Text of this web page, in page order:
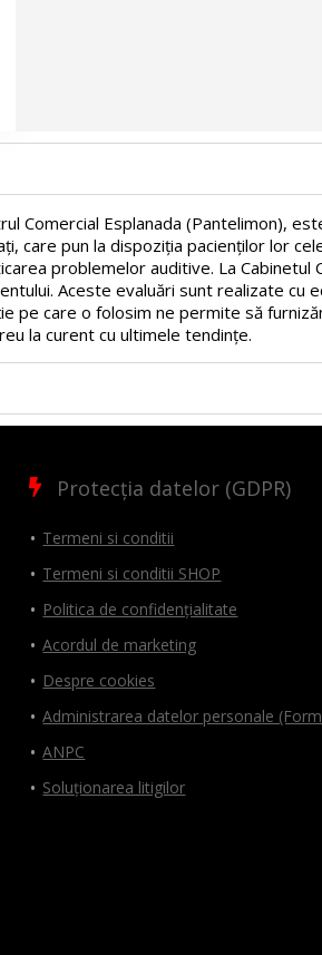
Comercial Esplanada (Pantelimon),
pun la dispoziția pacienților lor
problemelor auditive. La
Aceste evaluări sunt realizate
pe care o folosim ne permite să
la curent cu ultimele tendințe.
Protecția datelor (GDPR)
Termeni si conditii
Termeni si conditii SHOP
Politica de confidențialitate
Acordul de marketing
Despre cookies
Administrarea datelor personale
ANPC
Soluționarea litigilor